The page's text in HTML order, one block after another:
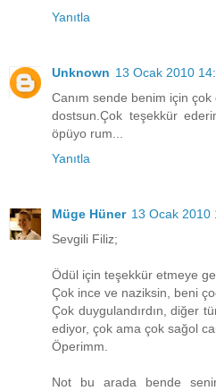
Yanıtla
Unknown 13 Ocak 2010
Canım sende benim için çok
dostsun.Çok teşekkür
öpüyo rum...
Yanıtla
Müge Hüner 13 Ocak 2010
Sevgili Filiz;
Ödül için teşekkür etmeye
Çok ince ve naziksin, beni
Çok duygulandırdın, diğer
ediyor, çok ama çok sağol
Öperimm.
Not bu arada bende